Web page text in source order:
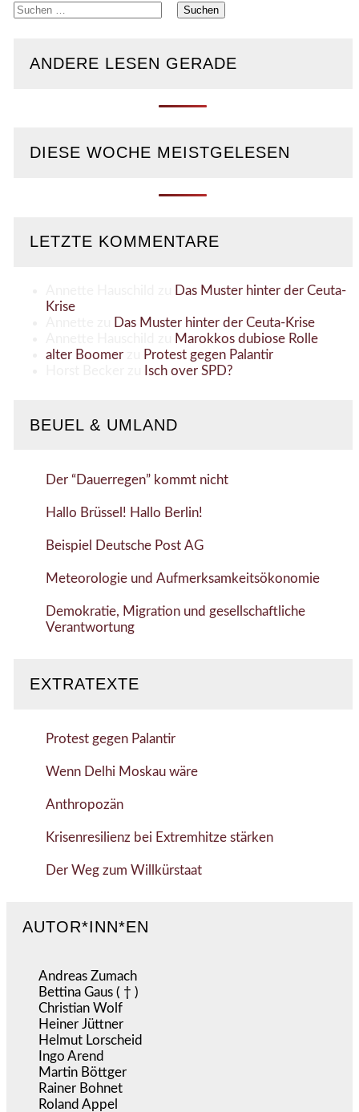
Suchen
ANDERE LESEN GERADE
DIESE WOCHE MEISTGELESEN
LETZTE KOMMENTARE
Das Muster hinter der Ceuta-
Krise
Das Muster hinter der Ceuta-Krise
Marokkos dubiose Rolle
alter Boomerzu
Protest gegen Palantir
Isch over SPD?
BEUEL & UMLAND
Der “Dauerregen” kommt nicht
Hallo Brüssel! Hallo Berlin!
Beispiel Deutsche Post AG
Meteorologie und Aufmerksamkeitsökonomie
Demokratie, Migration und gesellschaftliche
Verantwortung
EXTRATEXTE
Protest gegen Palantir
Wenn Delhi Moskau wäre
Anthropozän
Krisenresilienz bei Extremhitze stärken
Der Weg zum Willkürstaat
AUTOR*INN*EN
Andreas Zumach
Bettina Gaus ( † )
Christian Wolf
Heiner Jüttner
Helmut Lorscheid
Ingo Arend
Martin Böttger
Rainer Bohnet
Roland Appel